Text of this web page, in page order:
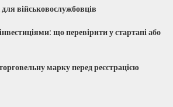
військовослужбовців
що перевірити у стартапі або
марку перед реєстрацією